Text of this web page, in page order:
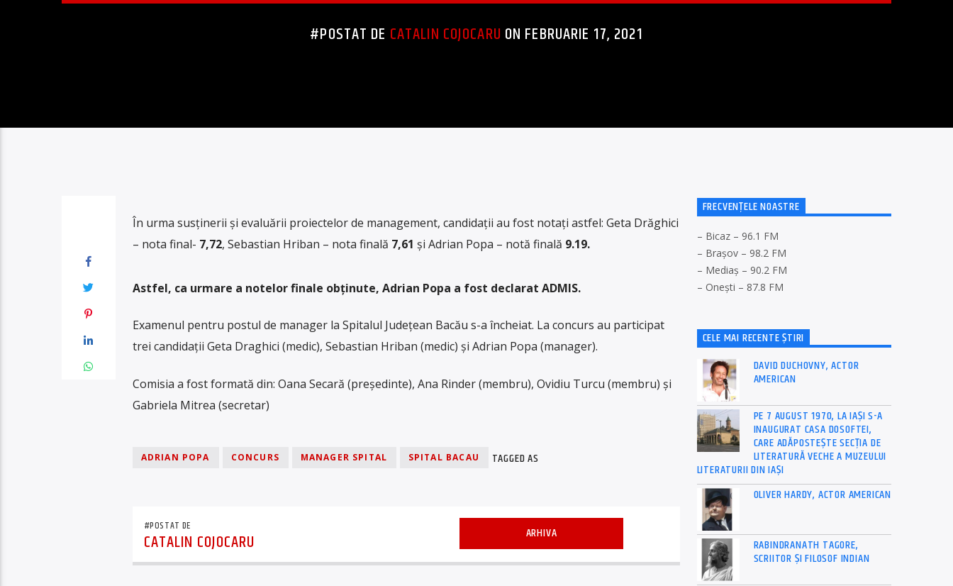
#POSTAT DE CATALIN COJOCARU ON FEBRUARIE 17, 2021
În urma susținerii și evaluării proiectelor de management, candidații au fost notați astfel: Geta Drăghici
– nota final- 7,72, Sebastian Hriban – nota finală 7,61 și Adrian Popa – notă finală 9.19.
Astfel, ca urmare a notelor finale obținute, Adrian Popa a fost declarat ADMIS.
Examenul pentru postul de manager la Spitalul Județean Bacău s-a încheiat. La concurs au participat
trei candidații Geta Draghici (medic), Sebastian Hriban (medic) și Adrian Popa (manager).
Comisia a fost formată din: Oana Secară (președinte), Ana Rinder (membru), Ovidiu Turcu (membru) și
Gabriela Mitrea (secretar)
TAGGED AS
ADRIAN POPA CONCURS MANAGER SPITAL SPITAL BACAU
#POSTAT DE
CATALIN COJOCARU ARHIVA
FRECVENȚELE NOASTRE
– Bicaz – 96.1 FM
– Brașov – 98.2 FM
– Mediaș – 90.2 FM
– Onești – 87.8 FM
CELE MAI RECENTE ȘTIRI
DAVID DUCHOVNY, ACTOR
AMERICAN
PE 7 AUGUST 1970, LA IAŞI S-A
INAUGURAT CASA DOSOFTEI,
CARE ADĂPOSTEŞTE SECŢIA DE
LITERATURĂ VECHE A MUZEULUI
LITERATURII DIN IAŞI
OLIVER HARDY, ACTOR AMERICAN
RABINDRANATH TAGORE,
SCRIITOR ȘI FILOSOF INDIAN